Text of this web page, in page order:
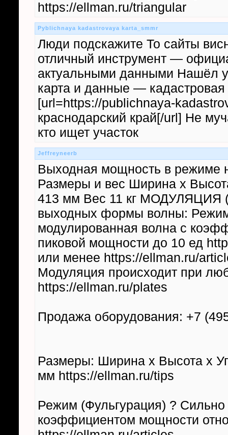
https://ellman.ru/triangular
Pyblichnaya kadastrovaya karta_smmr
Люди подскажите То сайты
отличный инструмент —
актуальными данными Нашёл
карта и данные — кадастровая
[url=https://publichnaya-
краснодарский край[/url] Не
кто ищет участок
Jeffreyneerb
Выходная мощность в режиме
Размеры и вес Ширина х
413 мм Вес 11 кг МОДУЛЯЦИЯ
выходных формы волны:
модулированная волна с
пиковой мощности до 10 ед
или менее https://ellman.ru/
Модуляция происходит при
https://ellman.ru/plates
Продажа оборудования: +7
Размеры: Ширина х Высота х
мм https://ellman.ru/tips
Режим (Фульгурация) ?
коэффициентом мощности